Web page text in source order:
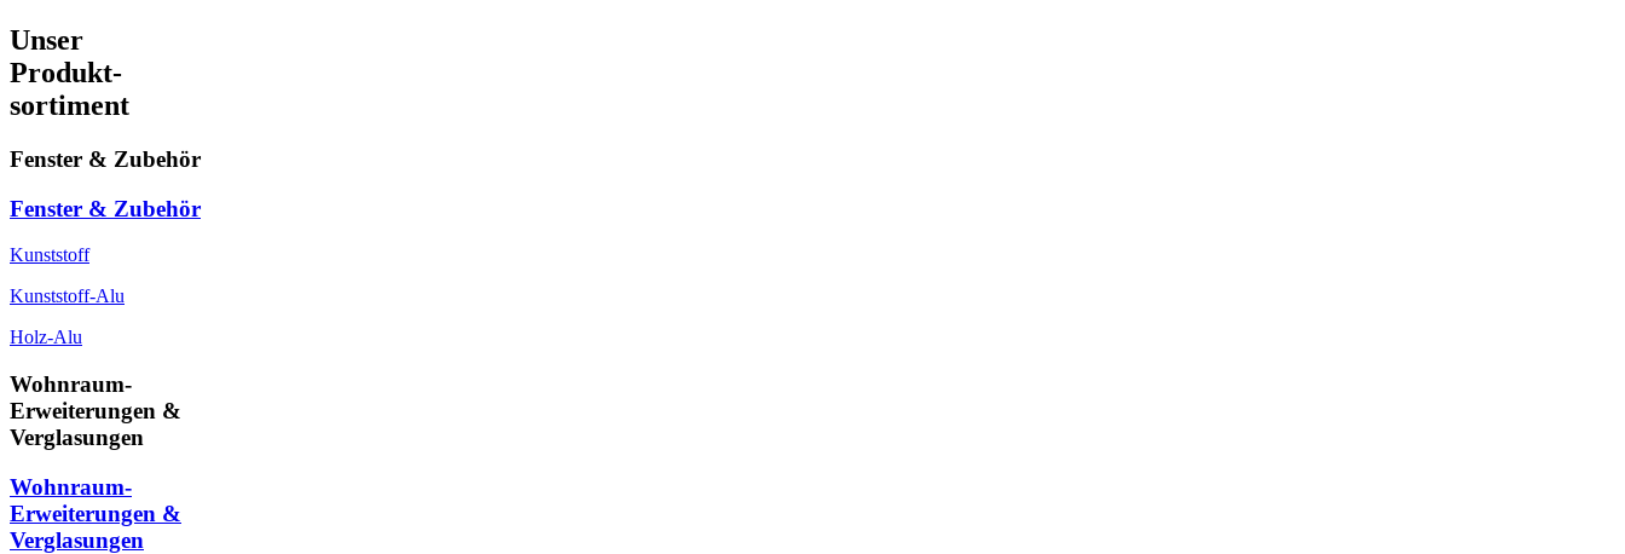
Unser
Produkt-
sortiment
Fenster & Zubehör
Fenster & Zubehör
Kunststoff
Kunststoff-Alu
Holz-Alu
Wohnraum-
Erweiterungen &
Verglasungen
Wohnraum-
Erweiterungen &
Verglasungen